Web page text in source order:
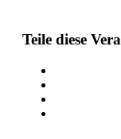
Teile diese